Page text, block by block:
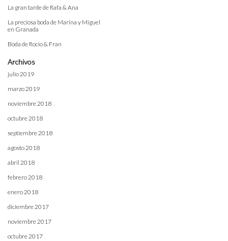
La gran tarde de Rafa & Ana
La preciosa boda de Marina y Miguel
en Granada
Boda de Rocio & Fran
Archivos
julio 2019
marzo 2019
noviembre 2018
octubre 2018
septiembre 2018
agosto 2018
abril 2018
febrero 2018
enero 2018
diciembre 2017
noviembre 2017
octubre 2017